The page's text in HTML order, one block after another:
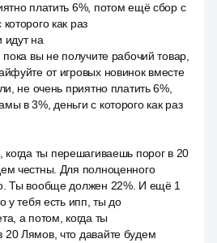
платить 6%, потом ещё сбор с
как раз
идут на
вы не получите рабочий товар,
от игровых новинок вместе
не очень приятно платить 6%,
в 3%, деньги с которого как раз
когда ты перешагиваешь порог в 20
честны. Для полноценного
Ты вообще должен 22%. И ещё 1
у тебя есть ипп, ты до
а потом, когда ты
20 Лямов, что давайте будем